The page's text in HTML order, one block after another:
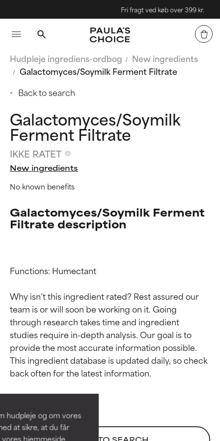
hudpleje og om vores
at sikre, at du får
hjemmeside.
Fri fragt ved køb over 399 kr.
Hudpleje ingrediens-ordbog
New ingredients
Galactomyces/Soymilk Ferment Filtrate
Back to search
Galactomyces/Soymilk
Ferment Filtrate
IKKE RATET
New ingredients
No known benefits
Galactomyces/Soymilk Ferment
Filtrate description
Functions: Humectant
Why isn’t this ingredient rated? Rest assured our
team is or will soon be working on it. Going
through research takes time and ingredient
studies require in-depth analysis. Our goal is to
provide the most accurate information possible.
This ingredient database is updated daily, so check
Ratings af
ingredienser
Dokumenteret og understøttet
af uafhængige studier.
Fremragende aktiv ingrediens til
Ratings af
ingredienser
Dokumenteret og understøttet
af uafhængige studier.
Fremragende aktiv ingrediens til